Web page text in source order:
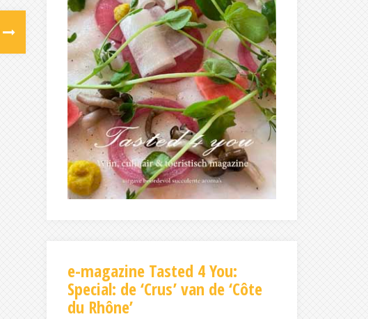
e-magazine Tasted 4 You:
Special: de ‘Crus’ van de ‘Côte
du Rhône’